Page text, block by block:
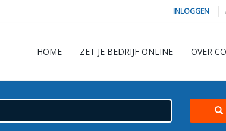
INLOGGEN
HOME ZET JE BEDRIJF ONLINE OVER